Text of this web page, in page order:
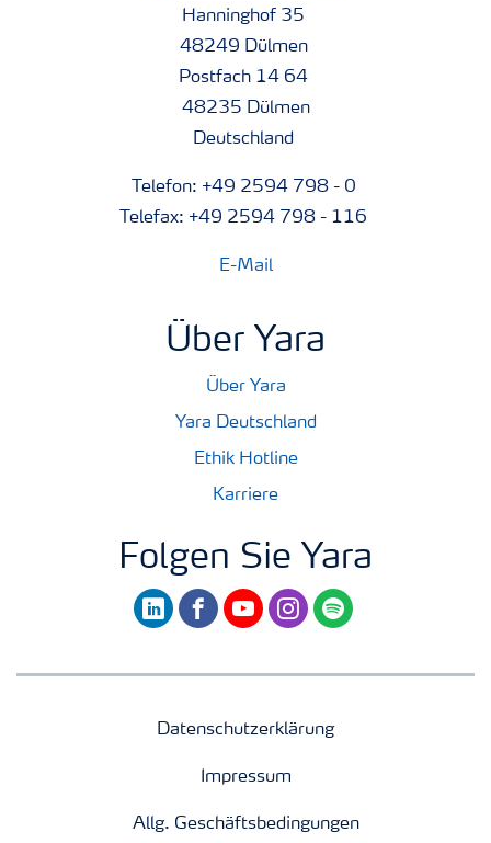
Hanninghof 35
48249 Dülmen
Postfach 14 64
48235 Dülmen
Deutschland
Telefon: +49 2594 798 - 0
Telefax: +49 2594 798 - 116
E-Mail
Über Yara
Über Yara
Yara Deutschland
Ethik Hotline
Karriere
Folgen Sie Yara
linkedinfacebookyoutubeinstagram
spotify
Datenschutzerklärung
Impressum
Allg. Geschäftsbedingungen